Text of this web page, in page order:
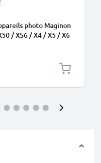
photo Maginon
/ XS6 / X4 / X5 / X6